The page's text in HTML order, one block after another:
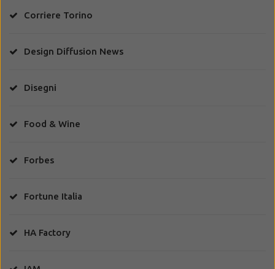
Corriere Torino
Design Diffusion News
Disegni
Food & Wine
Forbes
Fortune Italia
HA Factory